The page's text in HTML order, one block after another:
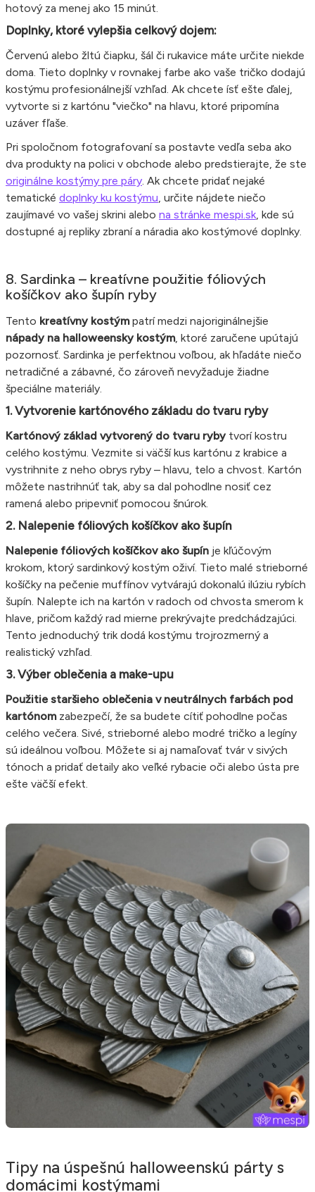
hotový za menej ako 15 minút.
Doplnky, ktoré vylepšia celkový dojem:
Červenú alebo žltú čiapku, šál či rukavice máte určite niekde
doma. Tieto doplnky v rovnakej farbe ako vaše tričko dodajú
kostýmu profesionálnejší vzhľad. Ak chcete ísť ešte ďalej,
vytvorte si z kartónu "viečko" na hlavu, ktoré pripomína
uzáver fľaše.
Pri spoločnom fotografovaní sa postavte vedľa seba ako
dva produkty na polici v obchode alebo predstierajte, že ste
originálne kostýmy pre páry . Ak chcete pridať nejaké
tematické doplnky ku kostýmu , určite nájdete niečo
zaujímavé vo vašej skrini alebo na stránke mespi.sk , kde sú
dostupné aj repliky zbraní a náradia ako kostýmové doplnky.
8. Sardinka – kreatívne použitie fóliových
košíčkov ako šupín ryby
Tento kreatívny kostýmpatrí medzi najoriginálnejšie
nápady na halloweensky kostým, ktoré zaručene upútajú
pozornosť. Sardinka je perfektnou voľbou, ak hľadáte niečo
netradičné a zábavné, čo zároveň nevyžaduje žiadne
špeciálne materiály.
1. Vytvorenie kartónového základu do tvaru ryby
Kartónový základ vytvorený do tvaru rybytvorí kostru
celého kostýmu. Vezmite si väčší kus kartónu z krabice a
vystrihnite z neho obrys ryby – hlavu, telo a chvost. Kartón
môžete nastrihnúť tak, aby sa dal pohodlne nosiť cez
ramená alebo pripevniť pomocou šnúrok.
2. Nalepenie fóliových košíčkov ako šupín
Nalepenie fóliových košíčkov ako šupín je kľúčovým
krokom, ktorý sardinkový kostým oživí. Tieto malé strieborné
košíčky na pečenie muffínov vytvárajú dokonalú ilúziu rybích
šupín. Nalepte ich na kartón v radoch od chvosta smerom k
hlave, pričom každý rad mierne prekrývajte predchádzajúci.
Tento jednoduchý trik dodá kostýmu trojrozmerný a
realistický vzhľad.
3. Výber oblečenia a make-upu
Použitie staršieho oblečenia v neutrálnych farbách pod
kartónomzabezpečí, že sa budete cítiť pohodlne počas
celého večera. Sivé, strieborné alebo modré tričko a legíny
sú ideálnou voľbou. Môžete si aj namaľovať tvár v sivých
tónoch a pridať detaily ako veľké rybacie oči alebo ústa pre
ešte väčší efekt.
Tipy na úspešnú halloweenskú párty s
domácimi kostýmami